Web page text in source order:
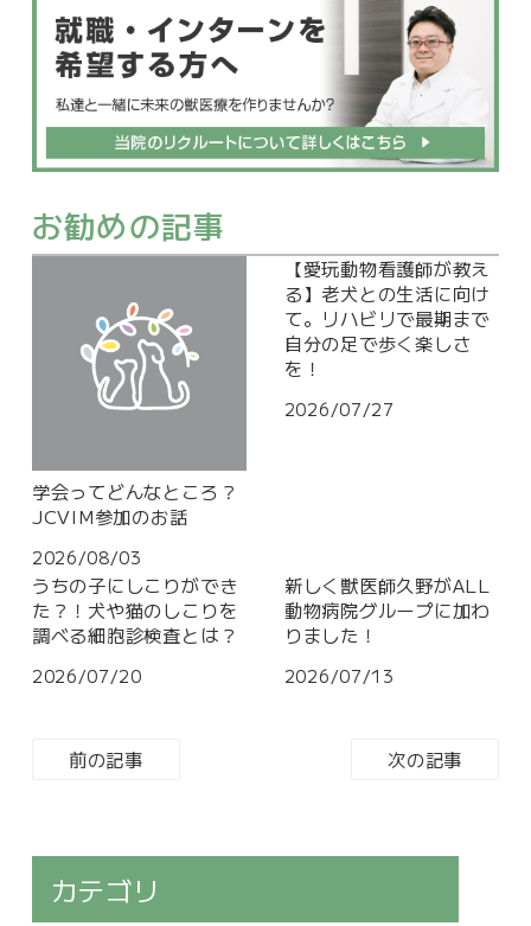
お勧めの記事
学会ってどんなところ？
JCVIM参加のお話
2026/08/03
【愛玩動物看護師が教え
る】老犬との生活に向け
て。リハビリで最期まで
自分の足で歩く楽しさ
を！
2026/07/27
うちの子にしこりができ
た？！犬や猫のしこりを
調べる細胞診検査とは？
2026/07/20
新しく獣医師久野がALL
動物病院グループに加わ
りました！
2026/07/13
前の記事 次の記事
カテゴリ